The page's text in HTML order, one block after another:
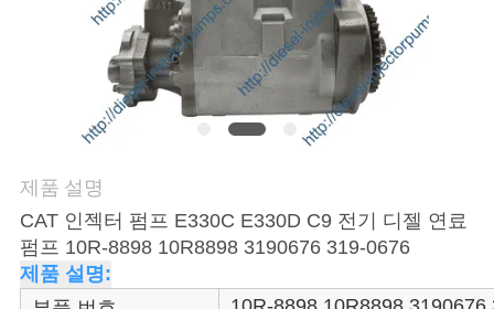
인
용
제품 설명
CAT 인젝터 펌프 E330C E330D C9 전기 디젤 연료
펌프 10R-8898 10R8898 3190676 319-0676
제품 설명: